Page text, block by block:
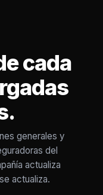
cada
generales y
del
actualiza
actualiza.